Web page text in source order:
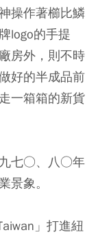
操作著櫛比鱗
logo的手提
房外，則不時
好的半成品前
一箱箱的新貨
九七○、八○年
景象。
」打進紐